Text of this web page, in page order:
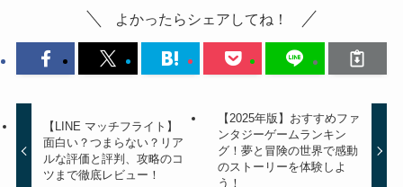
よかったらシェアしてね！
【LINE マッチフライト】
面白い？つまらない？リア
ルな評価と評判、攻略のコ
ツまで徹底レビュー！
【2025年版】おすすめファ
ンタジーゲームランキン
グ！夢と冒険の世界で感動
のストーリーを体験しよ
う！